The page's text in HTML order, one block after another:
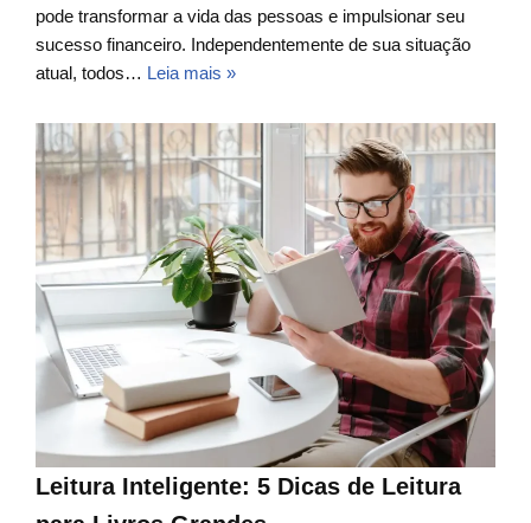
pode transformar a vida das pessoas e impulsionar seu
sucesso financeiro. Independentemente de sua situação
atual, todos… Leia mais »
Leitura Inteligente: 5 Dicas de Leitura